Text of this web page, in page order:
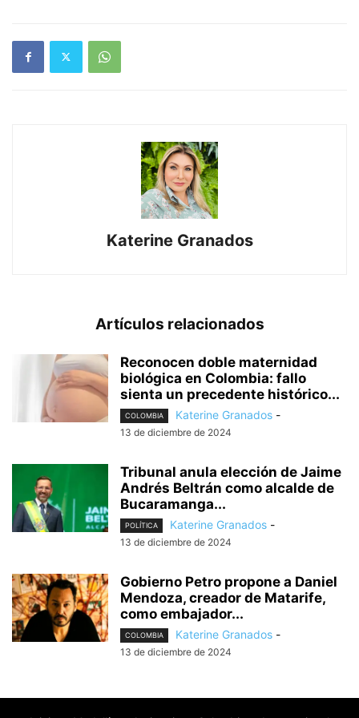
Katerine Granados
Artículos relacionados
Reconocen doble maternidad
biológica en Colombia: fallo
sienta un precedente histórico...
COLOMBIA Katerine Granados -
13 de diciembre de 2024
Tribunal anula elección de Jaime
Andrés Beltrán como alcalde de
Bucaramanga...
POLÍTICA Katerine Granados -
13 de diciembre de 2024
Gobierno Petro propone a Daniel
Mendoza, creador de Matarife,
como embajador...
COLOMBIA Katerine Granados -
13 de diciembre de 2024